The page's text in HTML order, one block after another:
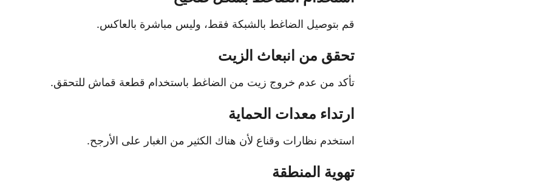
قم بتوصيل الضاغط بالشبكة فقط، وليس مباشرة بالعاكس.
تحقق من انبعاث الزيت
تأكد من عدم خروج زيت من الضاغط باستخدام قطعة قماش للتحقق.
ارتداء معدات الحماية
استخدم نظارات وقناع لأن هناك الكثير من الغبار على الأرجح.
تهوية المنطقة